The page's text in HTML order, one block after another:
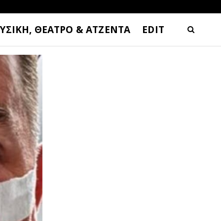
ΘΕΑΤΡΟ & ΑΤΖΕΝΤΑ EDIT